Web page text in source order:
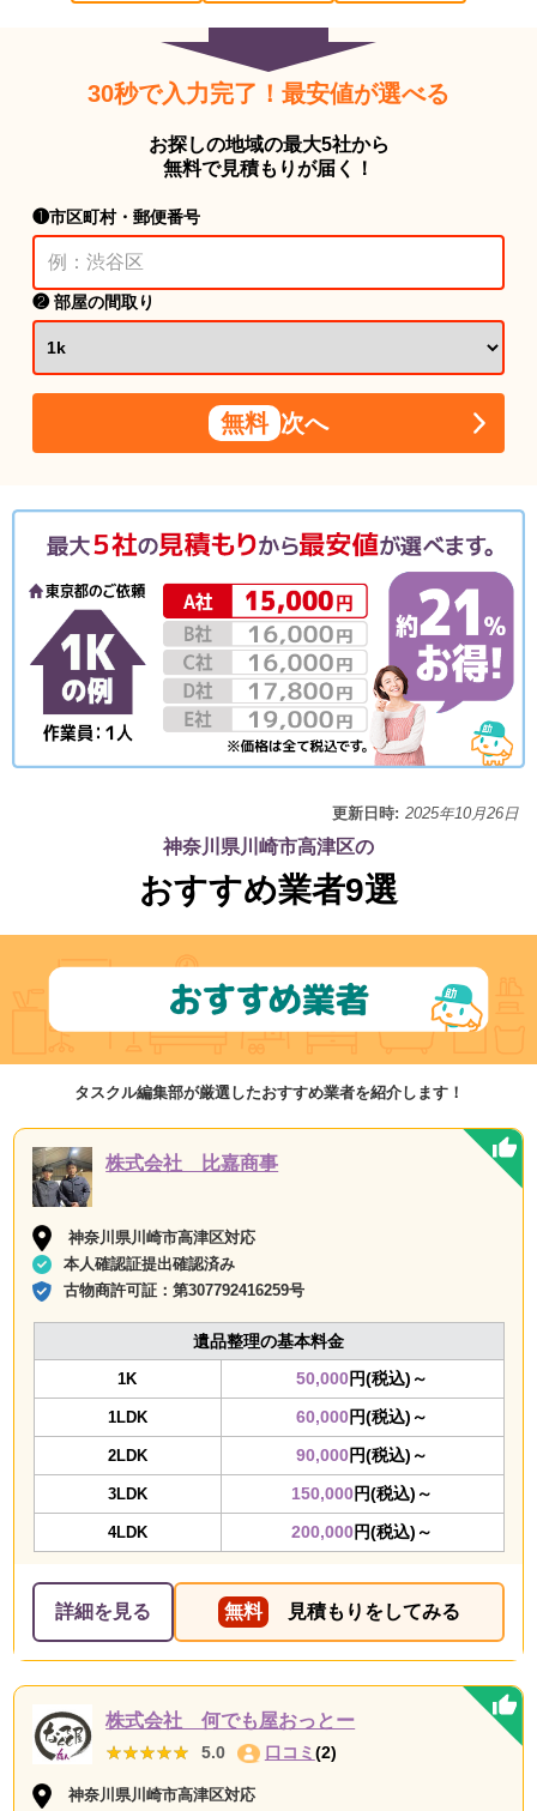
30秒で入力完了！最安値が選べる
お探しの地域の最大5社から
無料で見積もりが届く！
❶市区町村・郵便番号
❷ 部屋の間取り
無料 次へ
更新日時: 2025年10月26日
神奈川県川崎市高津区の
おすすめ業者9選
タスクル編集部が厳選したおすすめ業者を紹介します！
株式会社 比嘉商事
神奈川県川崎市高津区対応
本人確認証提出確認済み
古物商許可証：第307792416259号
遺品整理の基本料金
1K 50,000円(税込)～
1LDK 60,000円(税込)～
2LDK 90,000円(税込)～
3LDK 150,000円(税込)～
4LDK 200,000円(税込)～
詳細を見る 無料 見積もりをしてみる
株式会社 何でも屋おっとー
★★★★★
★★★★★ 5.0 口コミ (2)
神奈川県川崎市高津区対応